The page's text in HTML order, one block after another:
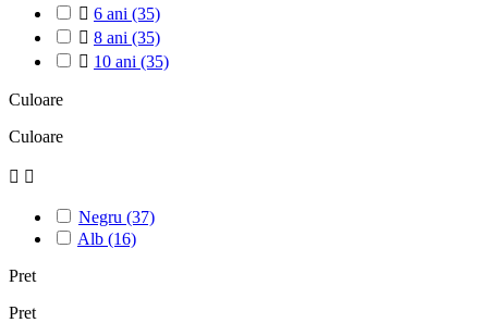
 6 ani (35)
 8 ani (35)
 10 ani (35)
Culoare
Culoare
 
Negru (37)
Alb (16)
Pret
Pret